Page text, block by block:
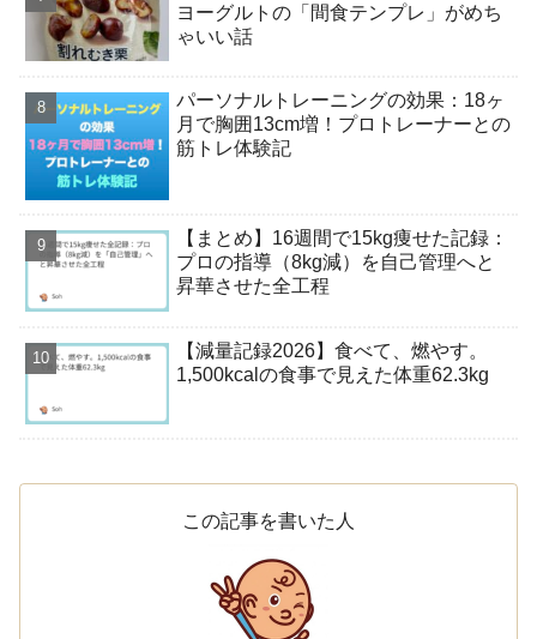
ヨーグルトの「間食テンプレ」がめち
ゃいい話
パーソナルトレーニングの効果：18ヶ
月で胸囲13cm増！プロトレーナーとの
筋トレ体験記
【まとめ】16週間で15kg痩せた記録：
プロの指導（8kg減）を自己管理へと
昇華させた全工程
【減量記録2026】食べて、燃やす。
1,500kcalの食事で見えた体重62.3kg
この記事を書いた人